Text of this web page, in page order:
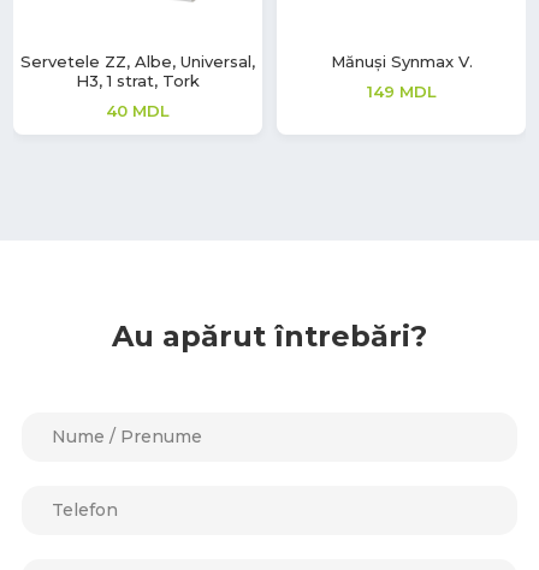
Servetele ZZ, Albe, Universal,
H3, 1 strat, Tork
40 MDL
Mănuși Synmax V.
149 MDL
Au apărut întrebări?